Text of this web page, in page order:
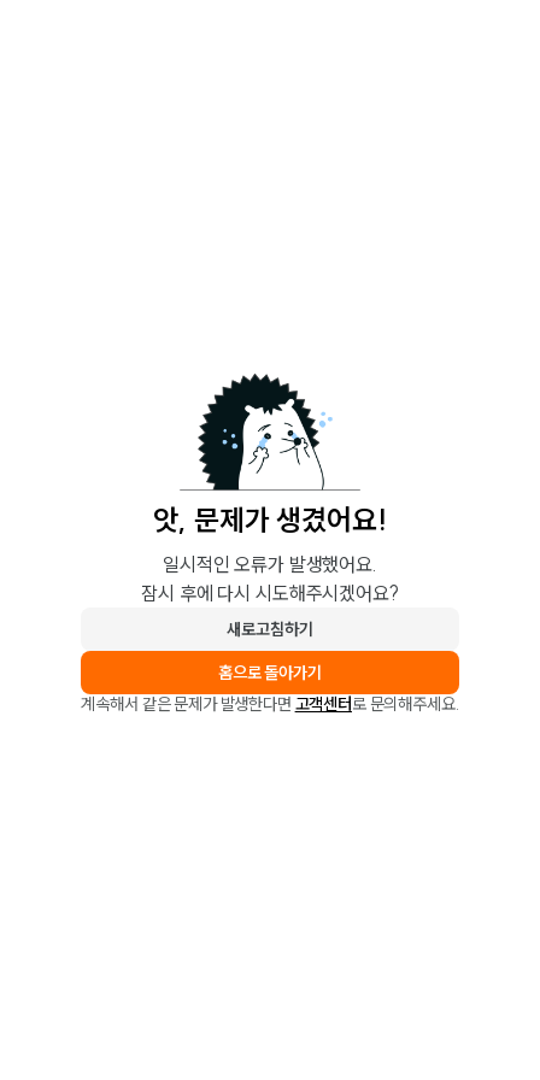
앗, 문제가 생겼어요!
일시적인 오류가 발생했어요.
잠시 후에 다시 시도해주시겠어요?
새로고침하기
홈으로 돌아가기
계속해서 같은 문제가 발생한다면 고객센터로 문의해주세요.